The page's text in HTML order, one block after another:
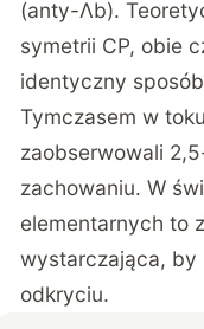
(anty-Λb).
symetrii CP, obie
identyczny
Tymczasem w
zaobserwowali
zachowaniu. W
elementarnych to
wystarczająca,
odkryciu.